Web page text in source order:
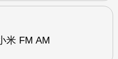
米 FM AM